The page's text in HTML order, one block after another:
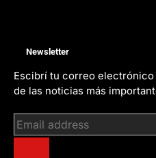
Newsletter
Escibrí tu correo
de las noticias más